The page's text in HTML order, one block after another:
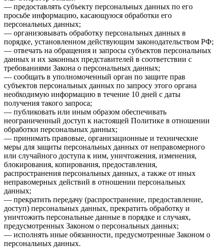
— предоставлять субъекту персональных данных по его
просьбе информацию, касающуюся обработки его
персональных данных;
— организовывать обработку персональных данных в
порядке, установленном действующим законодательством РФ;
— отвечать на обращения и запросы субъектов персональных
данных и их законных представителей в соответствии с
требованиями Закона о персональных данных;
— сообщать в уполномоченный орган по защите прав
субъектов персональных данных по запросу этого органа
необходимую информацию в течение 10 дней с даты
получения такого запроса;
— публиковать или иным образом обеспечивать
неограниченный доступ к настоящей Политике в отношении
обработки персональных данных;
— принимать правовые, организационные и технические
меры для защиты персональных данных от неправомерного
или случайного доступа к ним, уничтожения, изменения,
блокирования, копирования, предоставления,
распространения персональных данных, а также от иных
неправомерных действий в отношении персональных
данных;
— прекратить передачу (распространение, предоставление,
доступ) персональных данных, прекратить обработку и
уничтожить персональные данные в порядке и случаях,
предусмотренных Законом о персональных данных;
— исполнять иные обязанности, предусмотренные Законом о
персональных данных.